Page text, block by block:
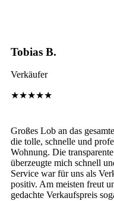
Tobias B.
Verkäufer
★★★★★
Großes Lob an das
die tolle, schnelle und
Wohnung. Die
überzeugte mich schnell
Service war für uns als
positiv. Am meisten freut
gedachte Verkaufspreis